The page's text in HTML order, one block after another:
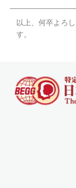
以上、何卒よろ
す。